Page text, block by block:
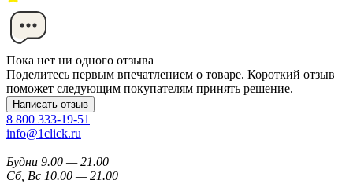
Пока нет ни одного отзыва
Поделитесь первым впечатлением о товаре. Короткий отзыв
поможет следующим покупателям принять решение.
Написать отзыв
8 800 333-19-51
info@1click.ru
Будни 9.00 — 21.00
Сб, Вс 10.00 — 21.00